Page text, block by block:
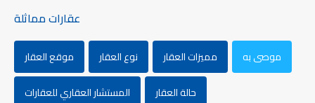
عقارات مماثلة
موصى به مميزات العقار نوع العقار
موقع العقار
حالة العقار
المستشار العقاري للعقارات